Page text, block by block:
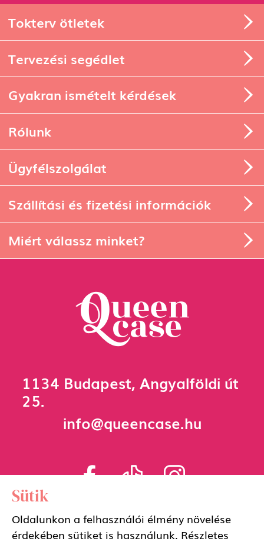
Tokterv ötletek
Tervezési segédlet
Gyakran ismételt kérdések
Rólunk
Ügyfélszolgálat
Szállítási és fizetési információk
Miért válassz minket?
1134 Budapest, Angyalföldi út
25.
info@queencase.hu
Adatkezelési szabályzat
Sütik
Oldalunkon a felhasználói élmény növelése
érdekében sütiket is használunk. Részletes